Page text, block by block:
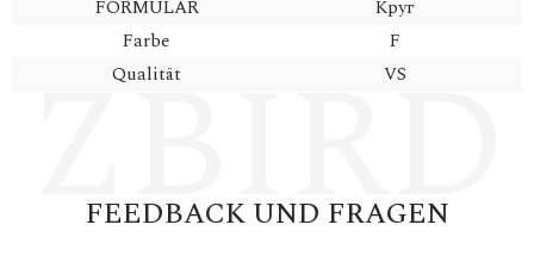
FORMULAR
Круг
Farbe
F
Qualität
VS
FEEDBACK UND FRAGEN